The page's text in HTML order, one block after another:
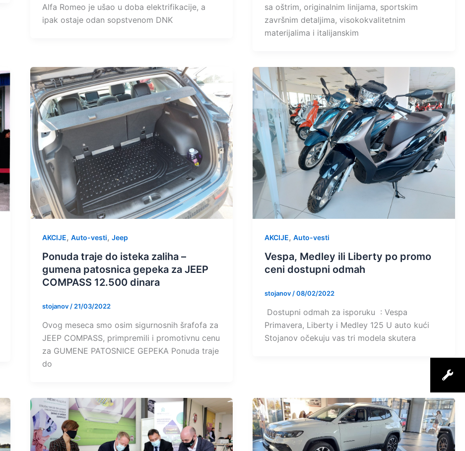
Alfa Romeo je ušao u doba elektrifikacije, a
ipak ostaje odan sopstvenom DNK
sa oštrim, originalnim linijama, sportskim
završnim detaljima, visokokvalitetnim
materijalima i italijanskim
AKCIJE, Auto-vesti, Jeep
Ponuda traje do isteka zaliha –
gumena patosnica gepeka za JEEP
COMPASS 12.500 dinara
stojanov / 21/03/2022
Ovog meseca smo osim sigurnosnih šrafofa za
JEEP COMPASS, primpremili i promotivnu cenu
za GUMENE PATOSNICE GEPEKA Ponuda traje
do
AKCIJE, Auto-vesti
Vespa, Medley ili Liberty po promo
ceni dostupni odmah
stojanov /08/02/2022
Dostupni odmah za isporuku : Vespa
Primavera, Liberty i Medley 125 U auto kući
Stojanov očekuju vas tri modela skutera